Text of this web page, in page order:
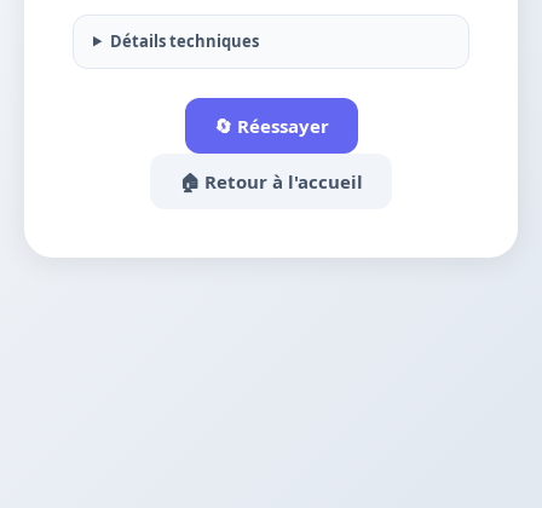
Détails techniques
🔄 Réessayer
🏠 Retour à l'accueil